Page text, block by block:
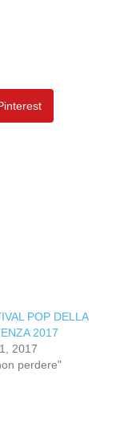
POP DELLA
2017
2017
perdere"